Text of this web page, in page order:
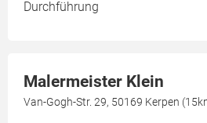
Durchführung
Malermeister Klein
Van-Gogh-Str. 29, 50169 Kerpen